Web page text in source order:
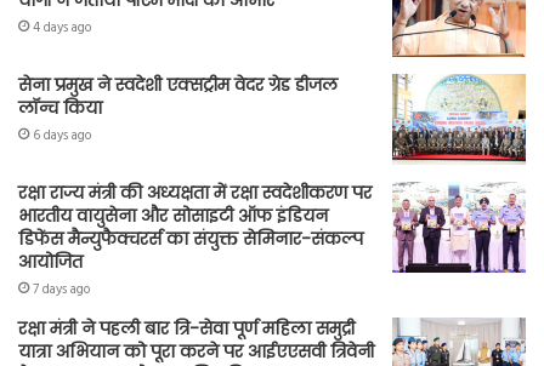
4 days ago
सेना प्रमुख ने स्वदेशी एक्सट्रीम वेदर ग्रेड डीजल
लॉन्च किया
6 days ago
रक्षा राज्य मंत्री की अध्यक्षता में रक्षा स्वदेशीकरण पर
भारतीय वायुसेना और सोसाइटी ऑफ इंडियन
डिफेंस मैन्युफैक्चरर्स का संयुक्त सेमिनार-संकल्प
आयोजित
7 days ago
रक्षा मंत्री ने पहली बार त्रि-सेवा पूर्ण महिला समुद्री
यात्रा अभियान को पूरा करने पर आईएएसवी त्रिवेनी